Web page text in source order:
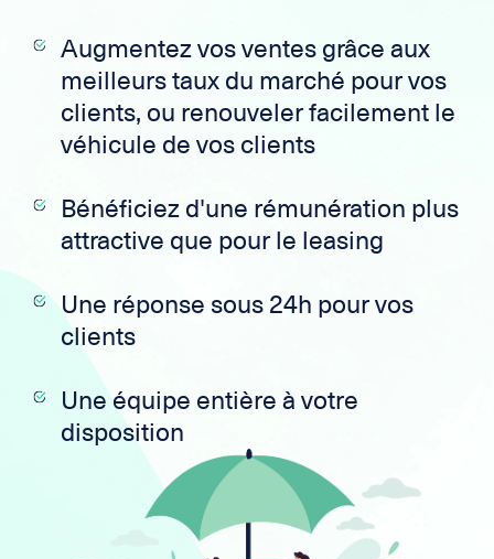
Augmentez vos ventes grâce aux
meilleurs taux du marché pour vos
clients, ou renouveler facilement le
véhicule de vos clients
Bénéficiez d'une rémunération plus
attractive que pour le leasing
Une réponse sous 24h pour vos
clients
Une équipe entière à votre
disposition